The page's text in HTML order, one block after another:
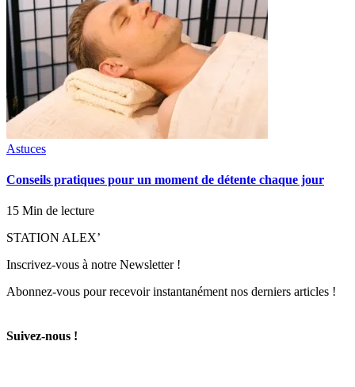
Astuces
Conseils pratiques pour un moment de détente chaque jour
15 Min de lecture
STATION ALEX’
Inscrivez-vous à notre Newsletter !
Abonnez-vous pour recevoir instantanément nos derniers articles !
Suivez-nous !